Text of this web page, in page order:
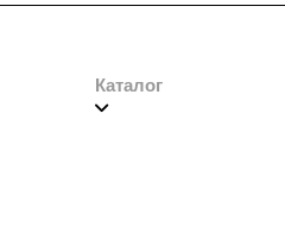
Каталог